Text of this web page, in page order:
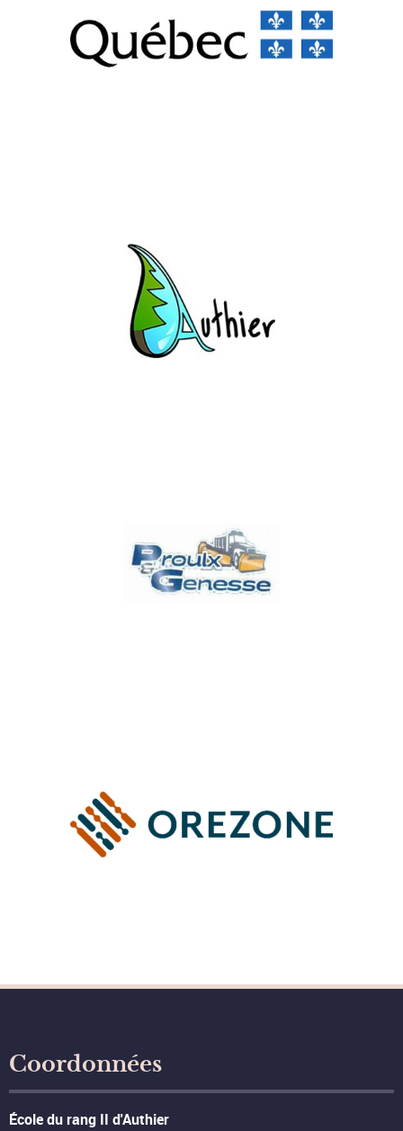
Coordonnées
École du rang II d'Authier